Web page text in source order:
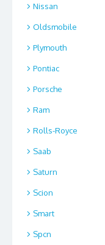
Nissan
Oldsmobile
Plymouth
Pontiac
Porsche
Ram
Rolls-Royce
Saab
Saturn
Scion
Smart
Spcn